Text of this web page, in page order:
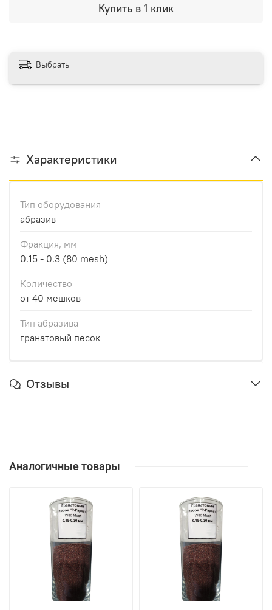
Купить в 1 клик
Выбрать
Характеристики
Тип оборудования
абразив
Фракция, мм
0.15 - 0.3 (80 mesh)
Количество
от 40 мешков
Тип абразива
гранатовый песок
Отзывы
Аналогичные товары